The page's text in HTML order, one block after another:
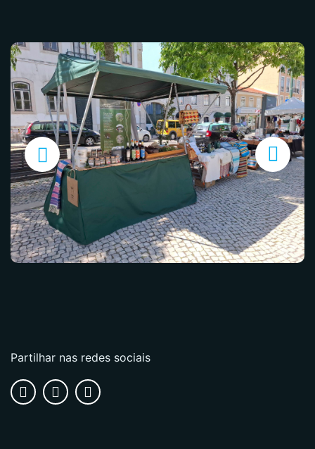
Partilhar nas redes sociais